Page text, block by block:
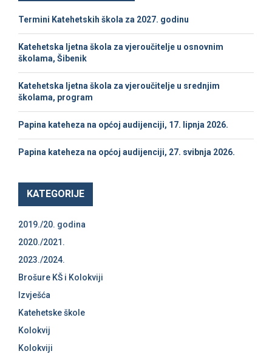
o
r
:
Termini Katehetskih škola za 2027. godinu
Katehetska ljetna škola za vjeroučitelje u osnovnim
školama, Šibenik
Katehetska ljetna škola za vjeroučitelje u srednjim
školama, program
Papina kateheza na općoj audijenciji, 17. lipnja 2026.
Papina kateheza na općoj audijenciji, 27. svibnja 2026.
KATEGORIJE
2019./20. godina
2020./2021.
2023./2024.
Brošure KŠ i Kolokviji
Izvješća
Katehetske škole
Kolokvij
Kolokviji